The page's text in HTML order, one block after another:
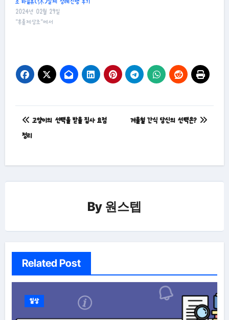
조 하늘휴(休)실제 장례진행 후기
2024년 02월 29일
"후불제상조"에서
글
탐
고양이의 선택을 받을 집사 요점
정리
겨울철 간식 당신의 선택은?
By 원스텝
Related Post
일상